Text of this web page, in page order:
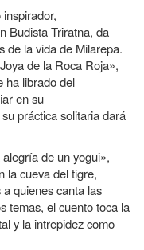
Budista Triratna, da
de la vida de Milarepa.
de la Roca Roja»,
ha librado del
en su
práctica solitaria dará
de un yogui»,
la cueva del tigre,
quienes canta las
temas, el cuento toca la
y la intrepidez como